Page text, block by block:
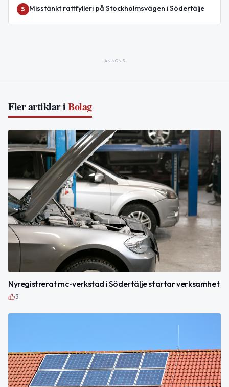
5 Misstänkt rattfylleri på Stockholmsvägen i Södertälje
ANNONS
Fler artiklar iBolag
Nyregistrerat mc-verkstad i Södertälje startar verksamhet
3